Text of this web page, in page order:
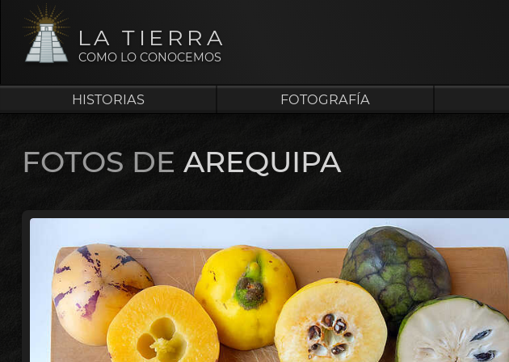
LA TIERRA
COMO LO CONOCEMOS
HISTORIAS FOTOGRAFÍA
FOTOS DE AREQUIPA